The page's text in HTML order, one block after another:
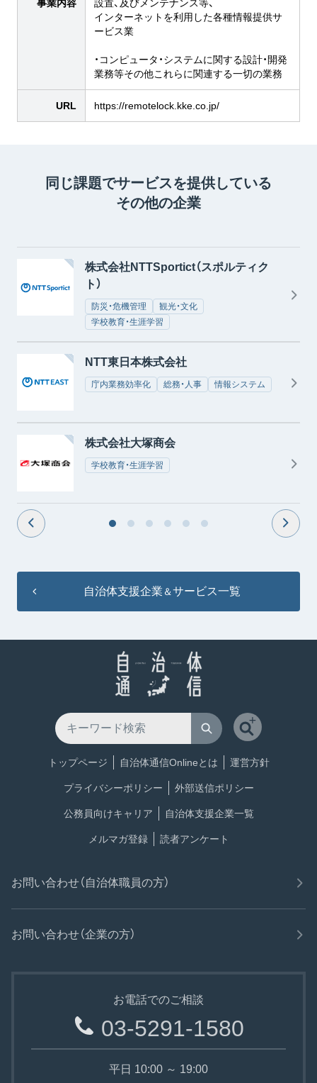
事業内容
設置、及びメンテナンス等、
インターネットを利用した各種情報提供サ
ービス業
・コンピュータ・システムに関する設計・開発
業務等その他これらに関連する一切の業務
URL https://remotelock.kke.co.jp/
同じ課題でサービスを提供している
その他の企業
株式会社NTTSportict（スポルティク
ト）
防災・危機管理
観光・文化
学校教育・生涯学習
NTT東日本株式会社
庁内業務効率化 総務・人事 情報システム
株式会社大塚商会
学校教育・生涯学習
自治体支援企業 ＆サービス一覧
トップページ 自治体通信Onlineとは 運営方針
プライバシーポリシー 外部送信ポリシー
公務員向けキャリア 自治体支援企業一覧
メルマガ登録 読者アンケート
お問い合わせ（自治体職員の方）
お問い合わせ（企業の方）
お電話でのご相談
03-5291-1580
平日 10:00 ～ 19:00